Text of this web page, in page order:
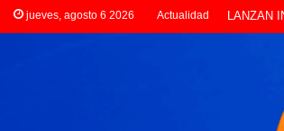
jueves, agosto 6 2026 Actualidad LANZAN